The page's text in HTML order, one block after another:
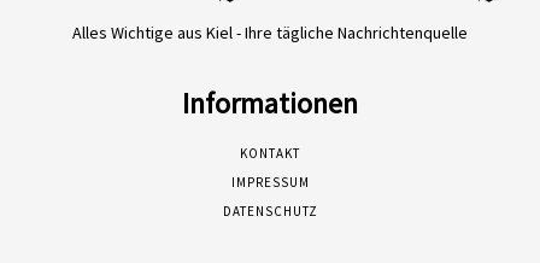
Alles Wichtige aus Kiel - Ihre tägliche Nachrichtenquelle
Informationen
KONTAKT
IMPRESSUM
DATENSCHUTZ